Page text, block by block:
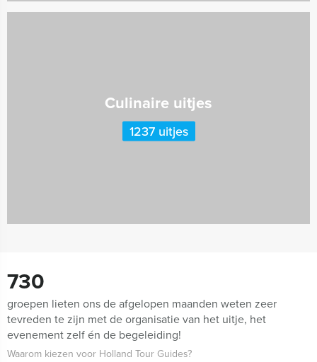
Culinaire uitjes
1237 uitjes
730
groepen lieten ons de afgelopen maanden weten zeer
tevreden te zijn met de organisatie van het uitje, het
evenement zelf én de begeleiding!
Waarom kiezen voor Holland Tour Guides?